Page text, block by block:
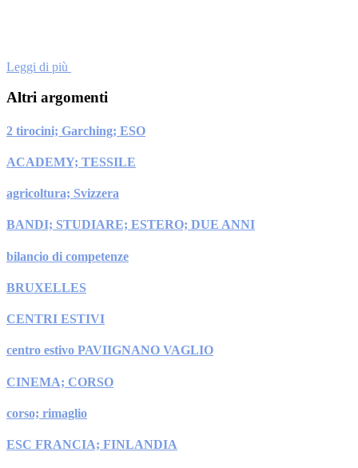
Leggi di più
Altri argomenti
2 tirocini; Garching; ESO
ACADEMY; TESSILE
agricoltura; Svizzera
BANDI; STUDIARE; ESTERO; DUE ANNI
bilancio di competenze
BRUXELLES
CENTRI ESTIVI
centro estivo PAVIIGNANO VAGLIO
CINEMA; CORSO
corso; rimaglio
ESC FRANCIA; FINLANDIA